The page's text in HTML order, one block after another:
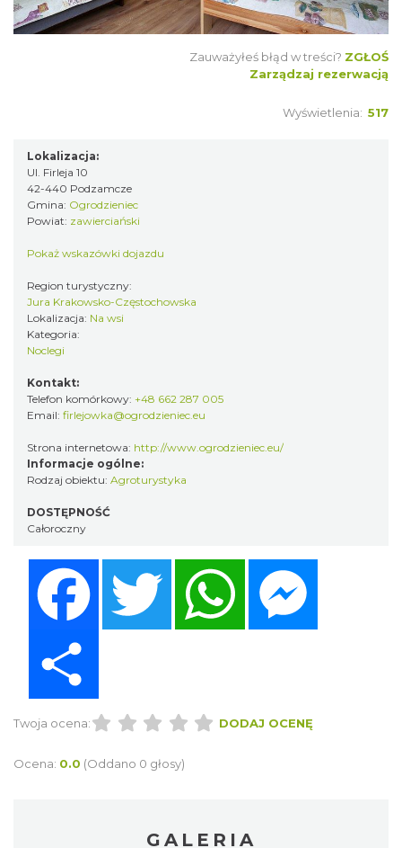
Zauważyłeś błąd w treści? ZGŁOŚ
Zarządzaj rezerwacją
Wyświetlenia: 517
Lokalizacja:
Ul. Firleja 10
42-440 Podzamcze
Gmina: Ogrodzieniec
Powiat: zawierciański
Pokaż wskazówki dojazdu
Region turystyczny:
Jura Krakowsko-Częstochowska
Lokalizacja: Na wsi
Kategoria:
Noclegi
Kontakt:
Telefon komórkowy: +48 662 287 005
Email: firlejowka@ogrodzieniec.eu
Strona internetowa: http://www.ogrodzieniec.eu/
Informacje ogólne:
Rodzaj obiektu: Agroturystyka
DOSTĘPNOŚĆ
Całoroczny
Twitter WhatsApp
Twoja ocena: DODAJ OCENĘ
Ocena: 0.0 (Oddano 0 głosy)
GALERIA